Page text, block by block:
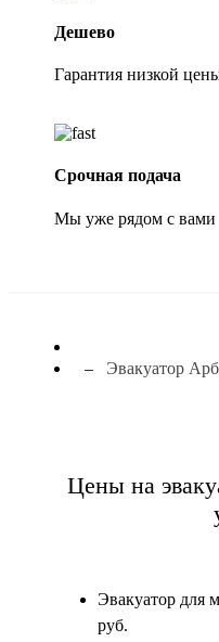
Дешево
Гарантия низкой
Срочная подача
Мы уже рядом с вами
Эвакуатор
Цены на
Эвакуатор для
руб.